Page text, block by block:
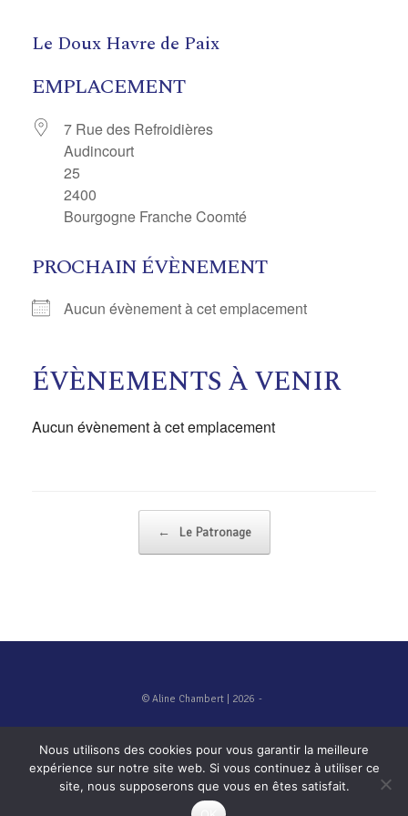
contentLe Doux Havre de Paix
EMPLACEMENT
7 Rue des Refroidières
Audincourt
25
2400
Bourgogne Franche Coomté
PROCHAIN ÉVÈNEMENT
Aucun évènement à cet emplacement
ÉVÈNEMENTS À VENIR
Aucun évènement à cet emplacement
← Le Patronage
© Aline Chambert | 2026
Nous utilisons des cookies pour vous garantir la meilleure
expérience sur notre site web. Si vous continuez à utiliser ce
site, nous supposerons que vous en êtes satisfait.